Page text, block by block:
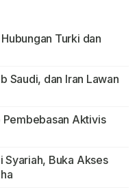
Turki dan
Saudi, dan Iran Lawan
Pembebasan Aktivis
Syariah, Buka Akses